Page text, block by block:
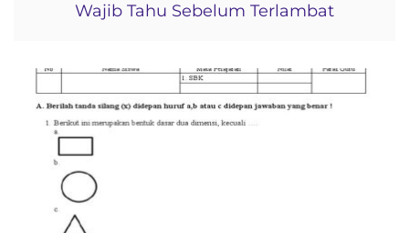
Wajib Tahu Sebelum Terlambat